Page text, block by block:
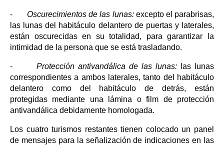
-Oscurecimientos de las lunas:excepto el parabrisas,
las lunas del habitáculo delantero de puertas y laterales,
están oscurecidas en su totalidad, para garantizar la
intimidad de la persona que se está trasladando.
-Protección antivandálica de las lunas: las lunas
correspondientes a ambos laterales, tanto del habitáculo
delantero como del habitáculo de detrás, están
protegidas mediante una lámina o film de protección
antivandálica debidamente homologada.
Los cuatro turismos restantes tienen colocado un panel
de mensajes para la señalización de indicaciones en las